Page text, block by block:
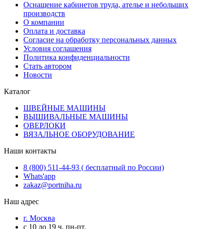
Оснащение кабинетов труда, ателье и небольших
производств
О компании
Оплата и доставка
Согласие на обработку персональных данных
Условия соглашения
Политика конфиденциальности
Стать автором
Новости
Каталог
ШВЕЙНЫЕ МАШИНЫ
ВЫШИВАЛЬНЫЕ МАШИНЫ
ОВЕРЛОКИ
ВЯЗАЛЬНОЕ ОБОРУДОВАНИЕ
Наши контакты
8 (800) 511-44-93 ( бесплатный по России)
Whats'app
zakaz@portniha.ru
Наш адрес
г. Москва
с 10 до 19 ч. пн-пт.